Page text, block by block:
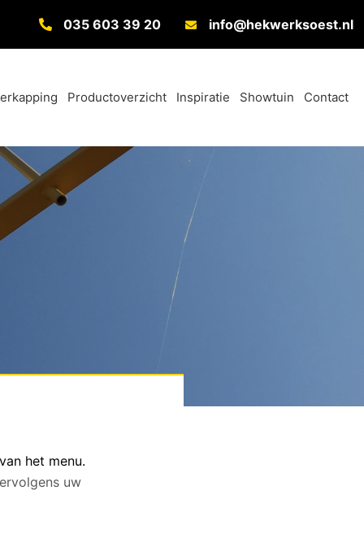
035 603 39 20 info@hekwerksoest.nl
Productoverzicht Inspiratie Showtuin Contact
het menu.
uw